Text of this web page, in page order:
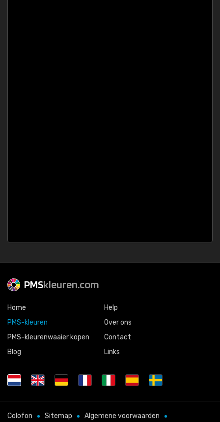
PMSkleuren.com
Home
PMS-kleuren
PMS-kleurenwaaier kopen
Blog
Help
Over ons
Contact
Links
Colofon Sitemap Algemene voorwaarden